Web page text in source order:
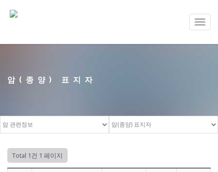
암(종양) 표지자
Total 1건 1 페이지